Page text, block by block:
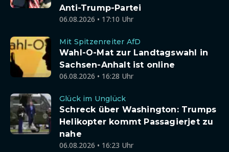
Anti-Trump-Partei
06.08.2026 • 17:10 Uhr
Mit Spitzenreiter AfD
Wahl-O-Mat zur Landtagswahl in
Sachsen-Anhalt ist online
06.08.2026 • 16:28 Uhr
Glück im Unglück
Schreck über Washington: Trumps
Helikopter kommt Passagierjet zu
nahe
06.08.2026 • 16:23 Uhr